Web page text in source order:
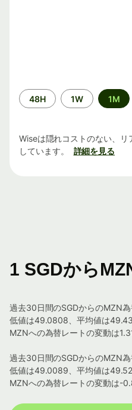
期
間
48H 1W 1M
Wiseは隠れコストのない、
しています。
詳細を見る
1 SGDから
過去30日間のSGDからのMZN
低値は49.0808、平均値は
MZNへの為替レートの変動は
過去30日間のSGDからのMZN
低値は49.0089、平均値は
MZNへの為替レートの変動は-